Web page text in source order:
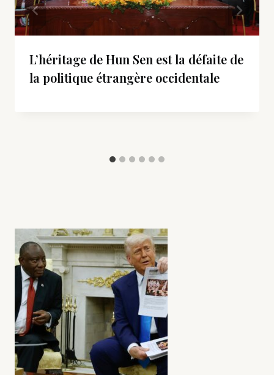
L’héritage de Hun Sen est la défaite de
la politique étrangère occidentale